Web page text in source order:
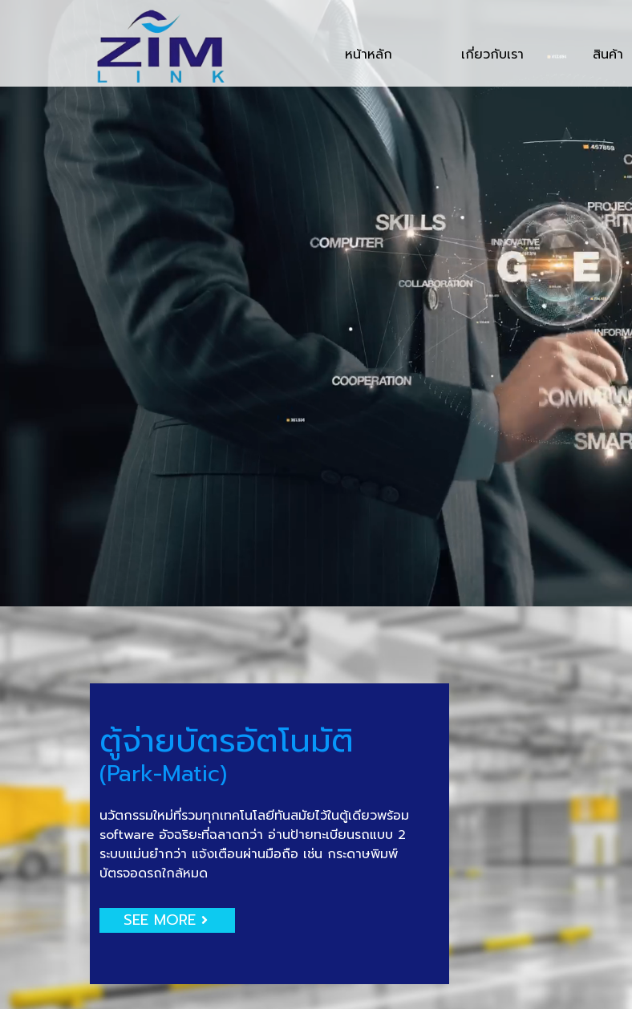
หน้าหลัก เกี่ยวกับเรา สินค้า
ตู้จ่ายบัตรอัตโนมัติ
(Park-Matic)
นวัตกรรมใหม่ที่รวมทุกเทคโนโลยีทันสมัยไว้ในตู้เดียวพร้อม
software อัจฉริยะที่ฉลาดกว่า อ่านป้ายทะเบียนรถแบบ 2
ระบบแม่นยำกว่า แจ้งเตือนผ่านมือถือ เช่น กระดาษพิมพ์
บัตรจอดรถใกล้หมด
SEE MORE